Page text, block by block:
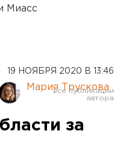
Миасс
19 НОЯБРЯ 2020 В 13:46
Мария Трускова
за